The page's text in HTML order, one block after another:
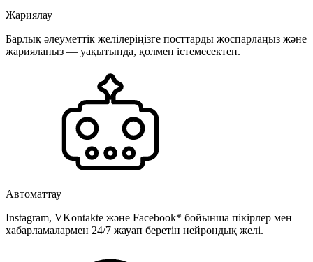
Жариялау
Барлық әлеуметтік желілеріңізге посттарды жоспарлаңыз және
жарияланыз — уақытында, қолмен істемесектен.
Автоматтау
Instagram, VKontakte және Facebook* бойынша пікірлер мен
хабарламалармен 24/7 жауап беретін нейрондық желі.